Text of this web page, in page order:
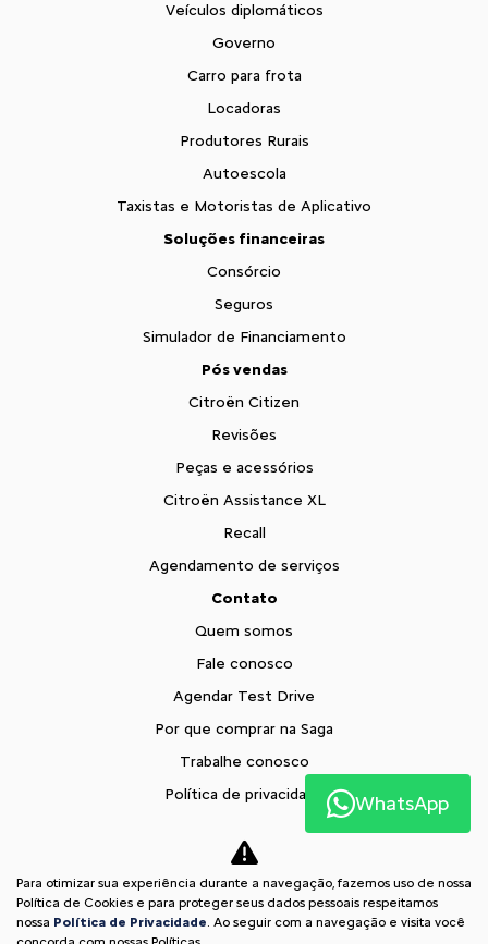
Veículos diplomáticos
Governo
Carro para frota
Locadoras
Produtores Rurais
Autoescola
Taxistas e Motoristas de Aplicativo
Soluções financeiras
Consórcio
Seguros
Simulador de Financiamento
Pós vendas
Citroën Citizen
Revisões
Peças e acessórios
Citroën Assistance XL
Recall
Agendamento de serviços
Contato
Quem somos
Fale conosco
Agendar Test Drive
Por que comprar na Saga
Trabalhe conosco
Política de privacidade
Blog
Comparativo
Desacelere. Seu bem maior é a vida.
WhatsApp
Para otimizar sua experiência durante a navegação, fazemos uso de nossa
Política de Cookies e para proteger seus dados pessoais respeitamos
nossa Política de Privacidade. Ao seguir com a navegação e visita você